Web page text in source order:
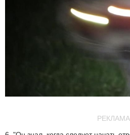
РЕКЛАМА